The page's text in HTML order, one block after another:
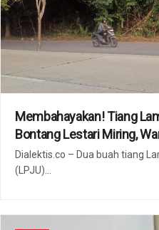
Membahayakan! Tiang
Bontang Lestari Miring,
Dialektis.co – Dua buah tiang
(LPJU)...